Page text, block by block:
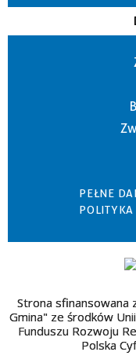
PEŁNE
Strona sfinansowana
Gmina" ze środków
Funduszu Rozwoju
Polska